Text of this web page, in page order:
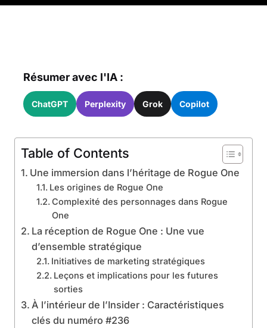
Résumer avec l'IA :
ChatGPT Perplexity Grok Copilot
Table of Contents
Une immersion dans l’héritage de Rogue One
Les origines de Rogue One
Complexité des personnages dans Rogue
One
La réception de Rogue One : Une vue
d’ensemble stratégique
Initiatives de marketing stratégiques
Leçons et implications pour les futures
sorties
À l’intérieur de l’Insider : Caractéristiques
clés du numéro #236